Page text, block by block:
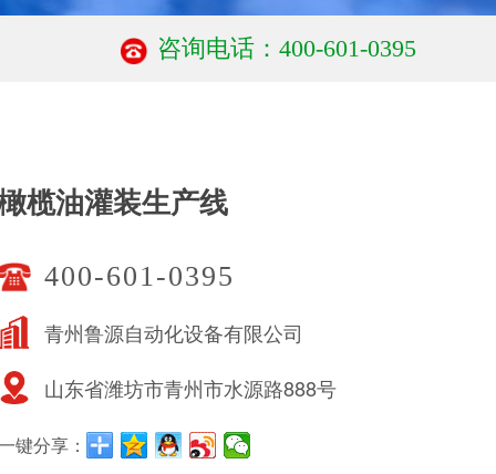
咨询电话：400-601-0395
榄油灌装生产线
400-601-0395
青州鲁源自动化设备有限公司
山东省潍坊市青州市水源路888号
键分享：